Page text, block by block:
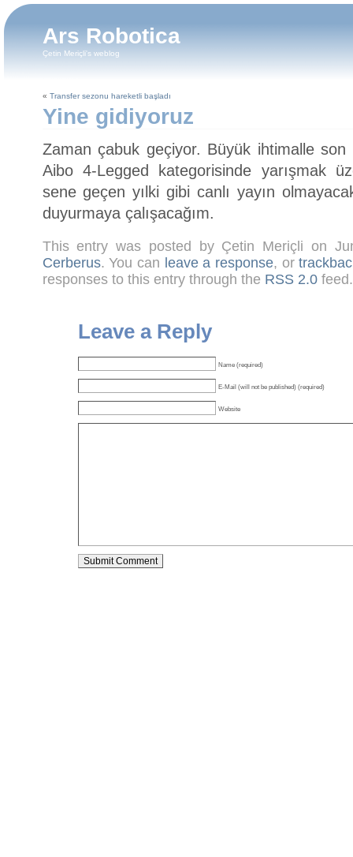
Ars Robotica
Çetin Meriçli's weblog
« Transfer sezonu hareketli başladı
Yine gidiyoruz
Zaman çabuk geçiyor. Büyük ihtimalle
Aibo 4-Legged kategorisinde yarışmak
sene geçen yılki gibi canlı yayın
duyurmaya çalışacağım.
This entry was posted by Çetin Meriçli on
Cerberus. You can leave a response, or
responses to this entry through the RSS 2.0feed.
Leave a Reply
Name (required)
E-Mail (will not be published) (required)
Website